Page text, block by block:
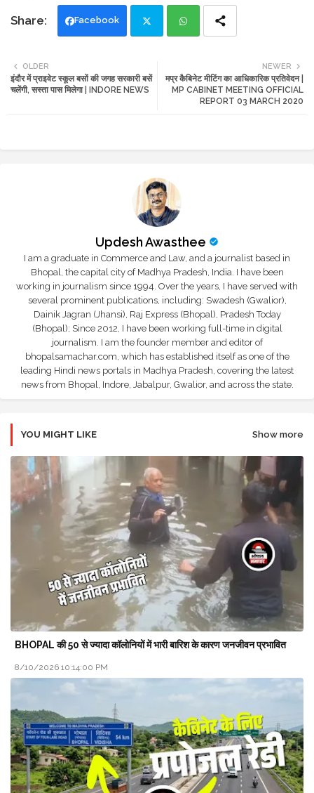
Facebook
tte ats
NEWER
मप्र कैबिनेट मीटिंग का आधिकारिक प्रतिवेदन |
MP CABINET MEETING OFFICIAL
REPORT 03 MARCH 2020
OLDER
इंदौर में प्राइवेट स्कूल बसों की जगह सरकारी बसें
चलेंगी, सस्ता पास मिलेगा | INDORE NEWS
Updesh Awasthee
I am a graduate in Commerce and Law, and a journalist based in
Bhopal, the capital city of Madhya Pradesh, India. I have been
working in journalism since 1994. Over the years, I have served with
several prominent publications, including: Swadesh (Gwalior),
Dainik Jagran (Jhansi), Raj Express (Bhopal), Pradesh Today
(Bhopal); Since 2012, I have been working full-time in digital
journalism. I am the founder member and editor of
bhopalsamachar.com, which has established itself as one of the
leading Hindi news portals in Madhya Pradesh, covering the latest
news from Bhopal, Indore, Jabalpur, Gwalior, and across the state.
YOU MIGHT LIKE Show more
BHOPAL की 50 से ज्यादा कॉलोनियों में भारी बारिश के कारण जनजीवन प्रभावित
8/10/2026 10:14:00 PM